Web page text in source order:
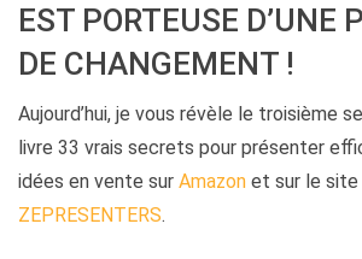
EST PORTEUSE D’UNE
DE CHANGEMENT !
Aujourd’hui, je vous révèle le troisième
livre 33 vrais secrets pour présenter
idées en vente sur Amazon et sur le
ZEPRESENTERS.